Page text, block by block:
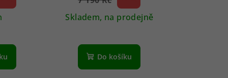
Skladem, na prodejně
hodnocení
produktu
je
Do košíku